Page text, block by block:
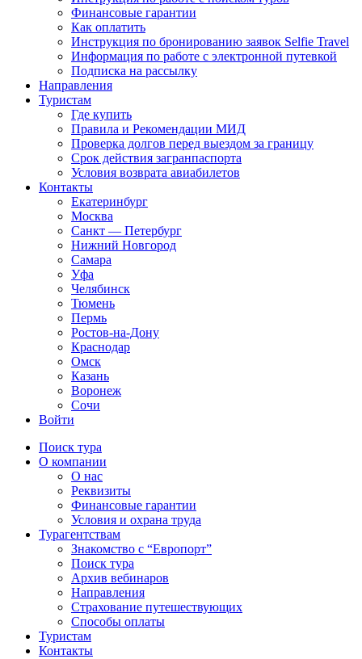
Финансовые гарантии
Как оплатить
Инструкция по бронированию заявок Selfie Travel
Информация по работе с электронной путевкой
Подписка на рассылку
Направления
Туристам
Где купить
Правила и Рекомендации МИД
Проверка долгов перед выездом за границу
Срок действия загранпаспорта
Условия возврата авиабилетов
Контакты
Екатеринбург
Москва
Санкт — Петербург
Нижний Новгород
Самара
Уфа
Челябинск
Тюмень
Пермь
Ростов-на-Дону
Краснодар
Омск
Казань
Воронеж
Сочи
Войти
Поиск тура
О компании
О нас
Реквизиты
Финансовые гарантии
Условия и охрана труда
Турагентствам
Знакомство с “Европорт”
Поиск тура
Архив вебинаров
Направления
Страхование путешествующих
Способы оплаты
Туристам
Контакты